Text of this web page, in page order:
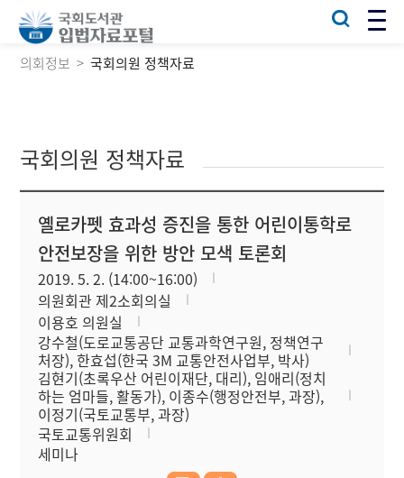
의회정보 국회의원 정책자료
국회의원 정책자료
옐로카펫 효과성 증진을 통한 어린이통학로
안전보장을 위한 방안 모색 토론회
2019. 5. 2. (14:00~16:00)
의원회관 제2소회의실
이용호 의원실
강수철(도로교통공단 교통과학연구원, 정책연구
처장), 한효섭(한국 3M 교통안전사업부, 박사)
김현기(초록우산 어린이재단, 대리), 임애리(정치
하는 엄마들, 활동가), 이종수(행정안전부, 과장),
이정기(국토교통부, 과장)
국토교통위원회
세미나